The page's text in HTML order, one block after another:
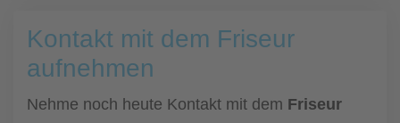
Kontakt mit dem Friseur
aufnehmen
Nehme noch heute Kontakt mit dem Friseur